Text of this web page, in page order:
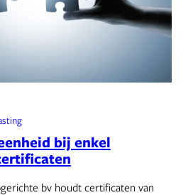
bij enkel
bv houdt certificaten van